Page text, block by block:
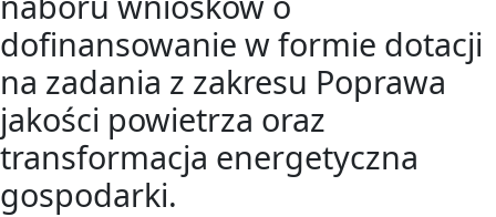
dofinansowanie w formie dotacji
na zadania z zakresu Poprawa
jakości powietrza oraz
transformacja energetyczna
gospodarki.